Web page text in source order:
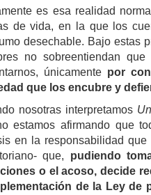
es esa realidad
de vida, en la que los
desechable. Bajo estas
no sobreentiendan
únicamente por
que los encubre y
nosotras interpretamos
estamos afirmando que
en la responsabilidad
que, pudiendo
o el acoso, decide
de la Ley de